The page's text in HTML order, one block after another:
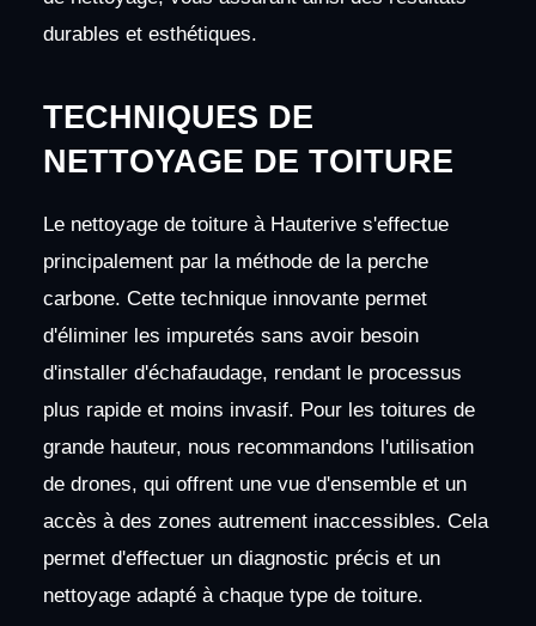
durables et esthétiques.
TECHNIQUES DE
NETTOYAGE DE TOITURE
Le nettoyage de toiture à Hauterive s'effectue
principalement par la méthode de la perche
carbone. Cette technique innovante permet
d'éliminer les impuretés sans avoir besoin
d'installer d'échafaudage, rendant le processus
plus rapide et moins invasif. Pour les toitures de
grande hauteur, nous recommandons l'utilisation
de drones, qui offrent une vue d'ensemble et un
accès à des zones autrement inaccessibles. Cela
permet d'effectuer un diagnostic précis et un
nettoyage adapté à chaque type de toiture.